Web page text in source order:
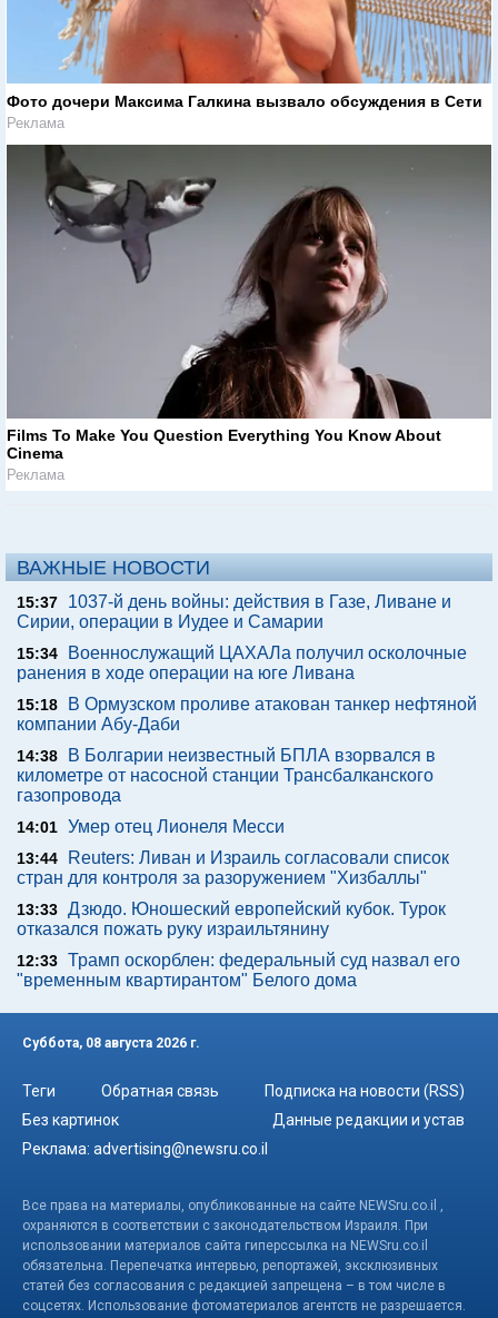
Фото дочери Максима Галкина вызвало обсуждения в Сети
Реклама
Films To Make You Question Everything You Know About
Cinema
Реклама
ВАЖНЫЕ НОВОСТИ
15:37
1037-й день войны: действия в Газе, Ливане и
Сирии, операции в Иудее и Самарии
15:34
Военнослужащий ЦАХАЛа получил осколочные
ранения в ходе операции на юге Ливана
15:18
В Ормузском проливе атакован танкер нефтяной
компании Абу-Даби
14:38
В Болгарии неизвестный БПЛА взорвался в
километре от насосной станции Трансбалканского
газопровода
14:01 Умер отец Лионеля Месси
13:44
Reuters: Ливан и Израиль согласовали список
стран для контроля за разоружением "Хизбаллы"
13:33 Дзюдо. Юношеский европейский кубок. Турок
отказался пожать руку израильтянину
12:33 Трамп оскорблен: федеральный суд назвал его
"временным квартирантом" Белого дома
Суббота, 08 августа 2026 г.
Теги Обратная связь
Подписка на новости (RSS)
Без картинок
Данные редакции и устав
Реклама: advertising@newsru.co.il
Все права на материалы, опубликованные на сайте NEWSru.co.il ,
охраняются в соответствии с законодательством Израиля. При
использовании материалов сайта гиперссылка на NEWSru.co.il
обязательна. Перепечатка интервью, репортажей, эксклюзивных
статей без согласования с редакцией запрещена – в том числе в
соцсетях. Использование фотоматериалов агентств не разрешается.